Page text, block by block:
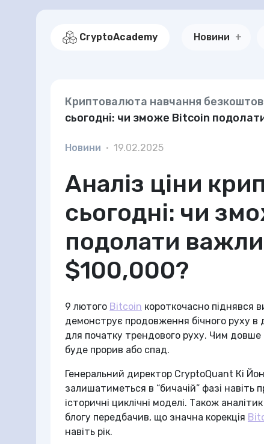
CryptoAcademy Новини
Криптовалюта навчання
сьогодні: чи зможе Bitcoin
Новини • 19.02.2025
Аналіз ціни
сьогодні: чи
подолати
$100,000?
9 лютого Bitcoin короткочасно піднявся
демонструє продовження бічного руху в
для початку трендового руху. Чим довше
буде прорив або спад.
Генеральний директор CryptoQuant Кі
залишатиметься в “бичачій” фазі навіть
історичні циклічні моделі. Також
блогу передбачив, що значна корекція
навіть рік.